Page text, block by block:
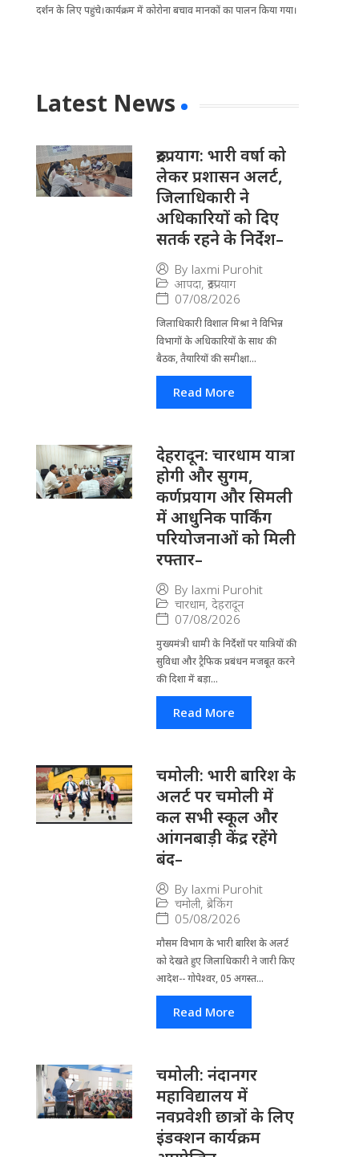
दर्शन के लिए पहुंचे।कार्यक्रम में कोरोना बचाव मानकों का पालन किया गया।
Latest News
रुद्रप्रयाग: भारी वर्षा को
लेकर प्रशासन अलर्ट,
जिलाधिकारी ने
अधिकारियों को दिए
सतर्क रहने के निर्देश–
By laxmi Purohit
आपदा, रूद्रप्रयाग
07/08/2026
जिला​धिकारी विशाल मिश्रा ने वि​भिन्न
विभागों के अ​धिकारियों के साथ की
बैठक, तैयारियों की समीक्षा...
Read More
देहरादून: चारधाम यात्रा
होगी और सुगम,
कर्णप्रयाग और सिमली
में आधुनिक पार्किंग
परियोजनाओं को मिली
रफ्तार–
By laxmi Purohit
चारधाम, देहरादून
07/08/2026
मुख्यमंत्री धामी के निर्देशों पर यात्रियों की
सुविधा और ट्रैफिक प्रबंधन मजबूत करने
की दिशा में बड़ा...
Read More
चमोली: भारी बारिश के
अलर्ट पर चमोली में
कल सभी स्कूल और
आंगनबाड़ी केंद्र रहेंगे
बंद–
By laxmi Purohit
चमोली, ब्रेकिंग
05/08/2026
मौसम विभाग के भारी बारिश के अलर्ट
को देखते हुए जिला​धिकारी ने जारी किए
आदेश-- गोपेश्वर, 05 अगस्त...
Read More
चमोली: नंदानगर
महाविद्यालय में
नवप्रवेशी छात्रों के लिए
इंडक्शन कार्यक्रम